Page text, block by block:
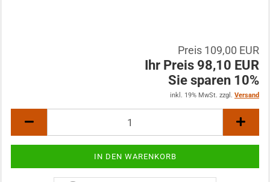
Preis 109,00 EUR
Ihr Preis 98,10 EUR
Sie sparen 10%
inkl. 19% MwSt. zzgl. Versand